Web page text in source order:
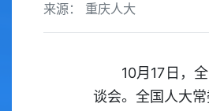
来源： 重庆人大
10月17日，
谈会。全国人大